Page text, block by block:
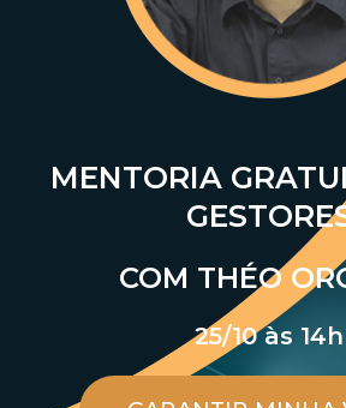
MENTORIA
COM THÉO
25/10 às 14h